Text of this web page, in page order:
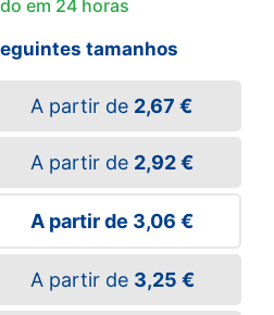
em 24 horas
tamanhos
A partir de 2,67 €
A partir de 2,92 €
A partir de 3,06 €
A partir de 3,25 €